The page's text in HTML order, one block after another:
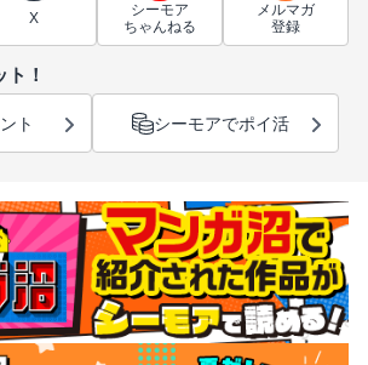
X
シーモア
ちゃんねる
メルマガ
登録
！
ト シーモアでポイ活